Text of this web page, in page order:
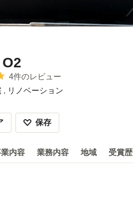
5
4件のレビュー
, リノベーション
保存
内容 業務内容 地域 受賞歴